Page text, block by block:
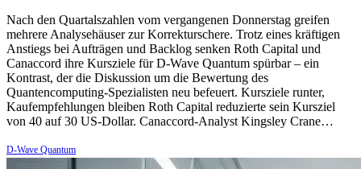
Nach den Quartalszahlen vom vergangenen Donnerstag greifen
mehrere Analysehäuser zur Korrekturschere. Trotz eines kräftigen
Anstiegs bei Aufträgen und Backlog senken Roth Capital und
Canaccord ihre Kursziele für D-Wave Quantum spürbar – ein
Kontrast, der die Diskussion um die Bewertung des
Quantencomputing-Spezialisten neu befeuert. Kursziele runter,
Kaufempfehlungen bleiben Roth Capital reduzierte sein Kursziel
von 40 auf 30 US-Dollar. Canaccord-Analyst Kingsley Crane…
D-Wave Quantum